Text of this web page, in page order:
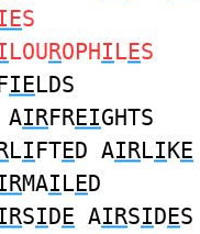
S
LOUROPHILES
IELDS
AIRFREIGHTS
LIFTED AIRLIKE
MAILED
SIDE AIRSIDES